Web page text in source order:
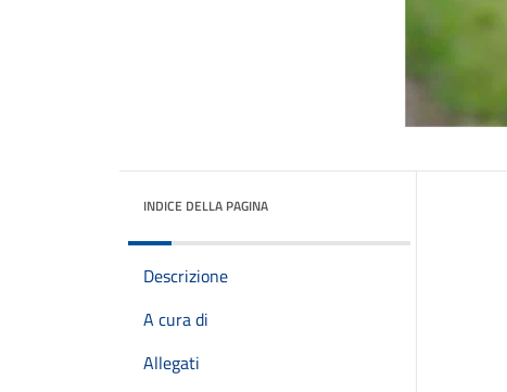
INDICE DELLA PAGINA
Descrizione
A cura di
Allegati